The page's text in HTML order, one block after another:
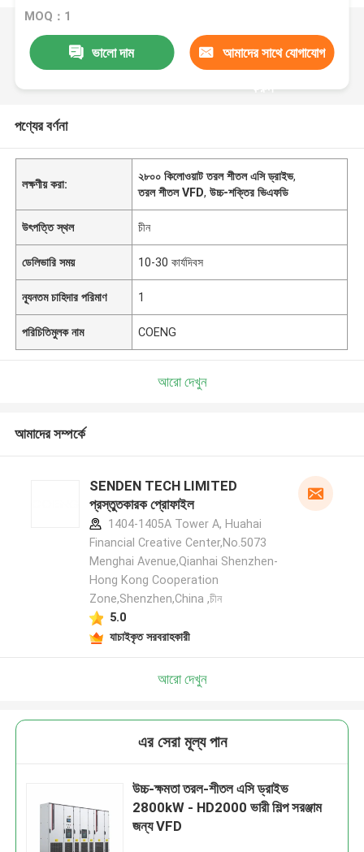
MOQ：1
ভালো দাম আমাদের সাথে যোগাযোগ
করুন
পণ্যের বর্ণনা
লক্ষণীয় করা:
২৮০০ কিলোওয়াট তরল শীতল এসি ড্রাইভ,
তরল শীতল VFD,উচ্চ-শক্তির ভিএফডি
উৎপত্তি স্থল চীন
ডেলিভারি সময় 10-30 কার্যদিবস
ন্যূনতম চাহিদার পরিমাণ 1
পরিচিতিমুলক নাম COENG
আরো দেখুন
আমাদের সম্পর্কে
SENDEN TECH LIMITED
প্রস্তুতকারক প্রোফাইল
1404-1405A Tower A, Huahai
Financial Creative Center,No.5073
Menghai Avenue,Qianhai Shenzhen-
Hong Kong Cooperation
Zone,Shenzhen,China ,চীন
5.0
যাচাইকৃত সরবরাহকারী
আরো দেখুন
এর সেরা মূল্য পান
উচ্চ-ক্ষমতা তরল-শীতল এসি ড্রাইভ
2800kW - HD2000 ভারী শিল্প সরঞ্জাম
জন্য VFD